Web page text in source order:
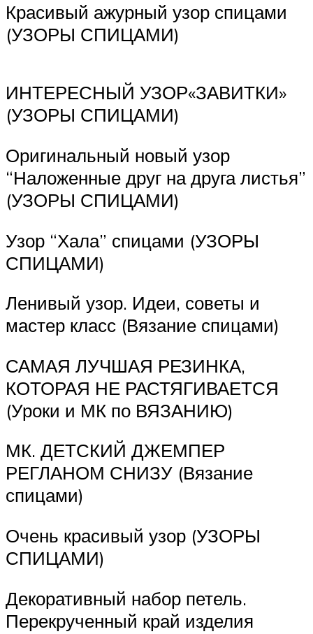
Красивый ажурный узор спицами
(УЗОРЫ СПИЦАМИ)
ИНТЕРЕСНЫЙ УЗОР«ЗАВИТКИ»
(УЗОРЫ СПИЦАМИ)
Оригинальный новый узор
“Наложенные друг на друга листья”
(УЗОРЫ СПИЦАМИ)
Узор “Хала” спицами (УЗОРЫ
СПИЦАМИ)
Ленивый узор. Идеи, советы и
мастер класс (Вязание спицами)
САМАЯ ЛУЧШАЯ РЕЗИНКА,
КОТОРАЯ НЕ РАСТЯГИВАЕТСЯ
(Уроки и МК по ВЯЗАНИЮ)
МК. ДЕТСКИЙ ДЖЕМПЕР
РЕГЛАНОМ СНИЗУ (Вязание
спицами)
Очень красивый узор (УЗОРЫ
СПИЦАМИ)
Декоративный набор петель.
Перекрученный край изделия